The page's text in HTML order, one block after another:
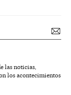
las noticias,
los acontecimientos